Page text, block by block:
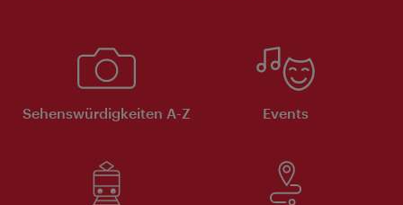
Sehenswürdigkeiten A-Z Events